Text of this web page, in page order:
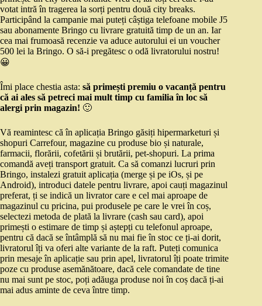
votat intră în tragerea la sorți pentru două city breaks.
Participând la campanie mai puteți câștiga telefoane mobile J5
sau abonamente Bringo cu livrare gratuită timp de un an. Iar
cea mai frumoasă recenzie va aduce autorului ei un voucher
500 lei la Bringo. O să-i pregătesc o odă livratorului nostru!
😀
Îmi place chestia asta: să primești premiu o vacanță pentru
că ai ales să petreci mai mult timp cu familia în loc să
alergi prin magazin! 🙂
Vă reamintesc că în aplicația Bringo găsiți hipermarketuri și
shopuri Carrefour, magazine cu produse bio și naturale,
farmacii, florării, cofetării și brutării, pet-shopuri. La prima
comandă aveți transport gratuit. Ca să comanzi lucruri prin
Bringo, instalezi gratuit aplicația (merge și pe iOs, și pe
Android), introduci datele pentru livrare, apoi cauți magazinul
preferat, ți se indică un livrator care e cel mai aproape de
magazinul cu pricina, pui produsele pe care le vrei în coș,
selectezi metoda de plată la livrare (cash sau card), apoi
primești o estimare de timp și aștepți cu telefonul aproape,
pentru că dacă se întâmplă să nu mai fie în stoc ce ți-ai dorit,
livratorul îți va oferi alte variante de la raft. Puteți comunica
prin mesaje în aplicație sau prin apel, livratorul îți poate trimite
poze cu produse asemănătoare, dacă cele comandate de tine
nu mai sunt pe stoc, poți adăuga produse noi în coș dacă ți-ai
mai adus aminte de ceva între timp.